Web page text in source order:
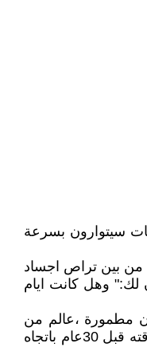
سيتوارون بسرعة
من بين تراص اجساد
لك:" وهل كانت ايام
مطمورة ،عالم من
الخراب يشير الى فوضى الحياة وعودتها الى بدايتها الاولى، في هذا الشارع الذي كان أانق شوارع بغداد ذات يوم، قادتني خطاي خارجا من بيت صديق قديم فارقته قبل 30عام باتجاه